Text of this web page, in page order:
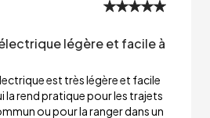
légère et facile à
est très légère et facile
la rend pratique pour les trajets
ou pour la ranger dans un